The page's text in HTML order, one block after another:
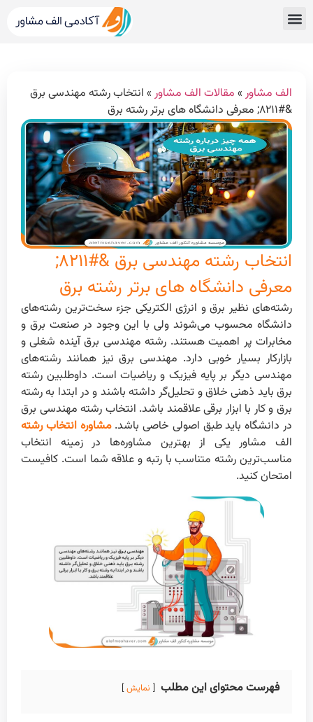
الف مشاور » مقالات الف مشاور » انتخاب رشته مهندسی برق
&#۸۲۱۱; معرفی دانشگاه های برتر رشته برق
انتخاب رشته مهندسی برق &#۸۲۱۱;
معرفی دانشگاه های برتر رشته برق
رشته‌های نظیر برق و انرژی الکتریکی جزء سخت‌ترین رشته‌های
دانشگاه محسوب می‌شوند ولی با این وجود در صنعت برق و
مخابرات پر اهمیت هستند. رشته مهندسی برق آینده شغلی و
بازارکار بسیار خوبی دارد. مهندسی برق نیز همانند رشته‌های
مهندسی دیگر بر پایه فیزیک و ریاضیات است. داوطلبین رشته
برق باید ذهنی خلاق و تحلیل‌گر داشته باشند و در ابتدا به رشته
برق و کار با ابزار برقی علاقمند باشد. انتخاب رشته مهندسی برق
در دانشگاه باید طبق اصولی خاصی باشد.مشاوره انتخاب رشته
الف مشاور یکی از بهترین مشاوره‌ها در زمینه انتخاب
مناسب‌ترین رشته متناسب با رتبه و علاقه شما است. کافیست
امتحان کنید.
فهرست محتوای این مطلب نمایش